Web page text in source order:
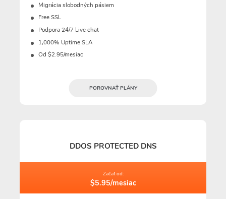
Migrácia slobodných pásiem
Free SSL
Podpora 24/7 Live chat
1,000% Uptime SLA
Od $2.95/mesiac
POROVNAŤ PLÁNY
DDOS PROTECTED DNS
Začať od:
$5.95/mesiac